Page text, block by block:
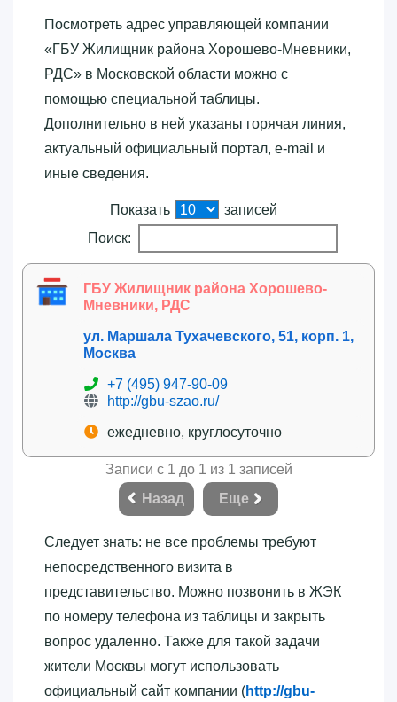
Посмотреть адрес управляющей компании
«‎ГБУ Жилищник района Хорошево-Мневники,
РДС»‎ в Московской области можно с
помощью специальной таблицы.
Дополнительно в ней указаны горячая линия,
актуальный официальный портал, e-mail и
иные сведения.
Показать
записей
Поиск:
ГБУ Жилищник района Хорошево-
Мневники, РДС
ул. Маршала Тухачевского, 51, корп. 1,
Москва
+7 (495) 947-90-09
http://gbu-szao.ru/
ежедневно, круглосуточно
Записи с 1 до 1 из 1 записей
Назад
Еще
Следует знать: не все проблемы требуют
непосредственного визита в
представительство. Можно позвонить в ЖЭК
по номеру телефона из таблицы и закрыть
вопрос удаленно. Также для такой задачи
жители Москвы могут использовать
официальный сайт компании (http://gbu-